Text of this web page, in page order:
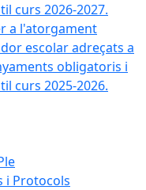
curs 2026-2027.
a l'atorgament
escolar adreçats a
obligatoris i
curs 2025-2026.
i Protocols